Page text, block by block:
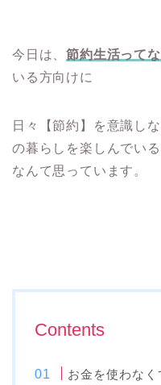
今日は、節約生活って
いる方向けに
日々【節約】を意識し
の暮らしを楽しんでい
なんて思っています。
Contents
お金を使わな